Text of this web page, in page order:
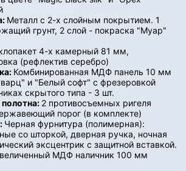
Металл с 2-х слойным покрытием. 1
грунт, 2 слой - покраска "Муар"
4-х камерный 81 мм,
(рефлектив серебро)
Комбинированная МДФ панель 10 мм
и "Белый софт" с фрезеровкой
скрытого типа - 3 шт.
2 противосъемных ригеля
порог (в комплекте)
Черная фурнитура (полимерная):
со шторкой, дверная ручка, ночная
эксцентрик с защитной вставкой.
МДФ наличник 100 мм